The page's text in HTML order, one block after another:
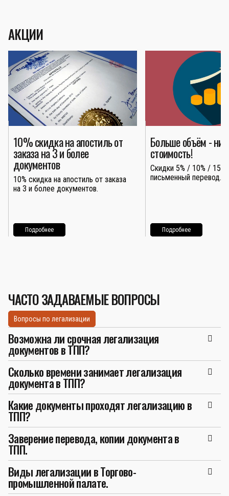
АКЦИИ
10% скидка на апостиль от
заказа на 3 и более
документов
10% скидка на апостиль от заказа
на 3 и более документов.
Подробнее
Больше объём -
стоимость!
Скидки 5% / 10% / 15%
письменный перевод.
Подробнее
ЧАСТО ЗАДАВАЕМЫЕ ВОПРОСЫ
Вопросы по легализации
Возможна ли срочная легализация
документов в ТПП?
Сколько времени занимает легализация
документа в ТПП?
Какие документы проходят легализацию в
ТПП?
Заверение перевода, копии документа в
ТПП.
Виды легализации в Торгово-
промышленной палате.